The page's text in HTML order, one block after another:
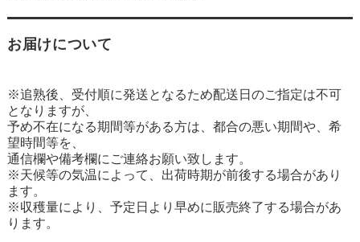
お届けについて
※追熟後、受付順に発送となるため配送日のご指定は不可
となりますが、
予め不在になる期間等がある方は、都合の悪い期間や、希
望時間等を、
通信欄や備考欄にご連絡お願い致します。
※天候等の気温によって、出荷時期が前後する場合があり
ます。
※収穫量により、予定日より早めに販売終了する場合があ
ります。